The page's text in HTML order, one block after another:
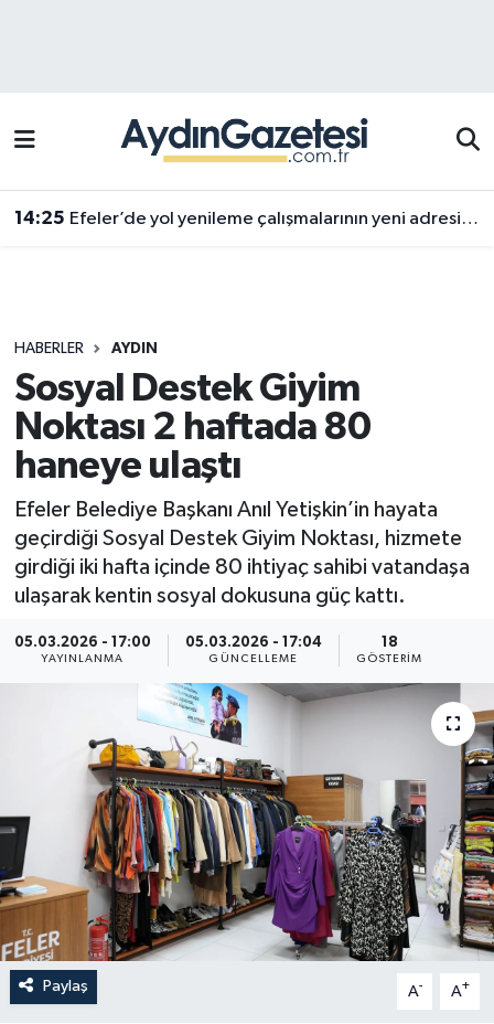
14:25 Efeler’de yol yenileme çalışmalarının yeni adresi Pınardere Mahallesi
HABERLER AYDIN
Sosyal Destek Giyim
Noktası 2 haftada 80
haneye ulaştı
Efeler Belediye Başkanı Anıl Yetişkin’in hayata
geçirdiği Sosyal Destek Giyim Noktası, hizmete
girdiği iki hafta içinde 80 ihtiyaç sahibi vatandaşa
ulaşarak kentin sosyal dokusuna güç kattı.
05.03.2026 - 17:00
YAYINLANMA
05.03.2026 - 17:04
GÜNCELLEME
18
GÖSTERIM
Paylaş A- A+
Efeler Trafik Yoğunluk Haritası
Süper Lig Puan Durumu ve Fikstür